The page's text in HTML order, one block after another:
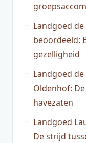
Landgoed
beoordeeld:
gezelligheid
Landgoed
Oldenhof:
havezaten
Landgoed
De strijd